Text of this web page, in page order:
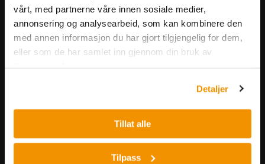
vårt, med partnerne våre innen sosiale medier,
annonsering og analysearbeid, som kan kombinere den
med annen informasjon du har gjort tilgjengelig for dem,
eller som de har samlet inn gjennom din bruk av
Detaljer
Tillat alle
Tilpass
Besøksadresse:
0667 OSLO